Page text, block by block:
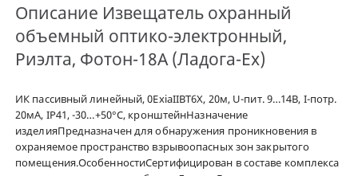
Описание Извещатель охранный
объемный оптико-электронный,
Риэлта, Фотон-18А (Ладога-Ex)
ИК пассивный линейный, 0ExiaIIBT6Х, 20м, U-пит. 9…14В, I-потр.
20мА, IP41, -30…+50°С, кронштейнНазначение
изделияПредназначен для обнаружения проникновения в
охраняемое пространство взрывоопасных зон закрытого
помещения.ОсобенностиСертифицирован в составе комплекса